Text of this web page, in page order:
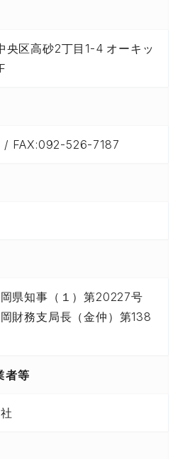
央区高砂2丁目1-4 オーキッ
FAX:092-526-7187
県知事（１）第20227号
財務支局長（金仲）第138
者等